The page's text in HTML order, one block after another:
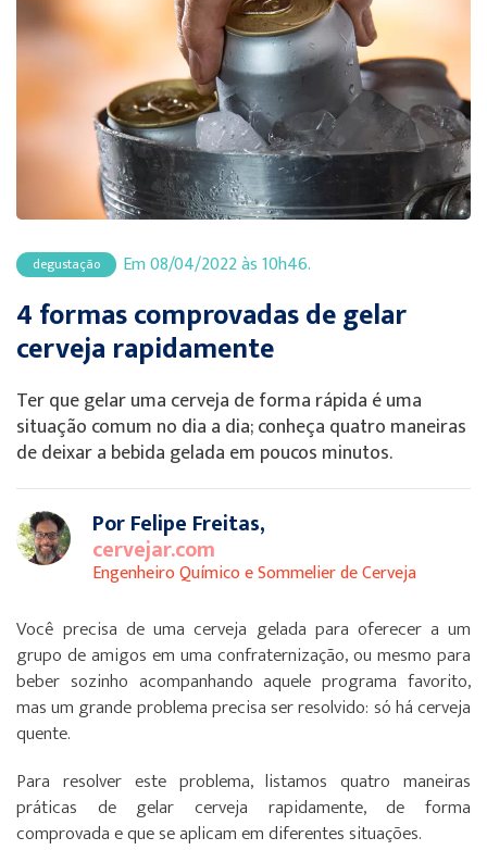
degustação Em 08/04/2022 às 10h46.
4 formas comprovadas de gelar
cerveja rapidamente
Ter que gelar uma cerveja de forma rápida é uma
situação comum no dia a dia; conheça quatro maneiras
de deixar a bebida gelada em poucos minutos.
Por Felipe Freitas,
cervejar.com
Engenheiro Químico e Sommelier de Cerveja
Você precisa de uma cerveja gelada para oferecer a um
grupo de amigos em uma confraternização, ou mesmo para
beber sozinho acompanhando aquele programa favorito,
mas um grande problema precisa ser resolvido: só há cerveja
quente.
Para resolver este problema, listamos quatro maneiras
práticas de gelar cerveja rapidamente, de forma
comprovada e que se aplicam em diferentes situações.